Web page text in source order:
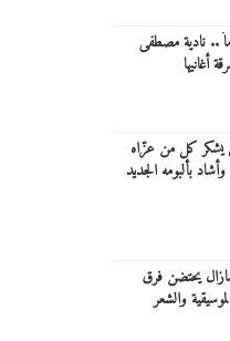
عاماً .. نادية مصطفى
أغانيها
يشكر كل من عزّاه
بألبومه الجديد
يحتضن فرق
والشعر